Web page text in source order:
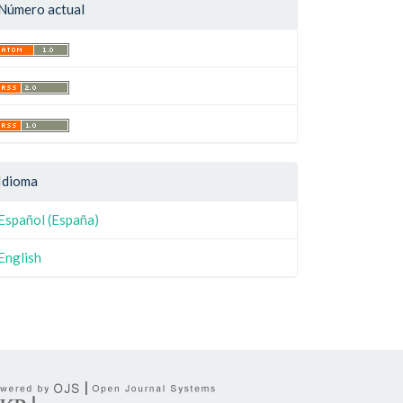
actual
(España)